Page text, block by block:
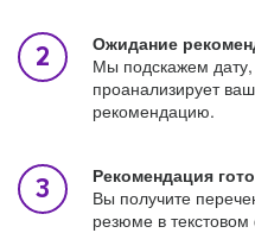
Ожидание
Мы подскажем дату,
проанализирует
рекомендацию.
Рекомендация
Вы получите
резюме в